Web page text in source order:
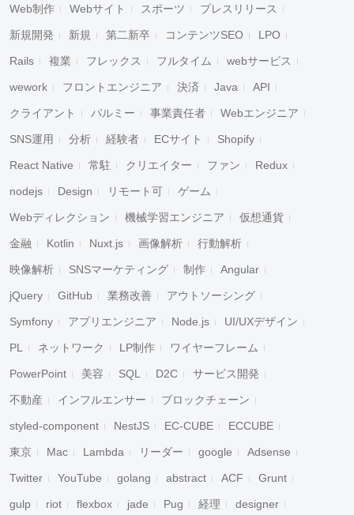
Web制作 Webサイト スポーツ プレスリリース
新規開発 新規 第二新卒 コンテンツSEO LPO
Rails 複業 フレックス フルタイム webサービス
wework フロントエンジニア 決済 Java API
クライアント パルミー 事業責任者 Webエンジニア
SNS運用 分析 経験者 ECサイト Shopify
React Native 常駐 クリエイター ファン Redux
nodejs Design リモート可 ゲーム
Webディレクション 機械学習エンジニア 仮想通貨
金融 Kotlin Nuxt.js 画像解析 行動解析
映像解析 SNSマーケティング 制作 Angular
jQuery GitHub 業務改善 アウトソーシング
Symfony アプリエンジニア Node.js UI/UXデザイン
PL ネットワーク LP制作 ワイヤーフレーム
PowerPoint 美容 SQL D2C サービス開発
不動産 インフルエンサー ブロックチェーン
styled-component NestJS EC-CUBE ECCUBE
東京 Mac Lambda リーダー google Adsense
Twitter YouTube golang abstract ACF Grunt
gulp riot flexbox jade Pug 経理 designer